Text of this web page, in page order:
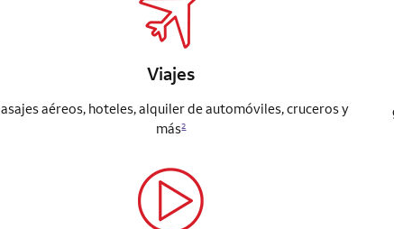
Viajes
aéreos, hoteles, alquiler de automóviles, cruceros y
más2